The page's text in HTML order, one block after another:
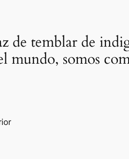
de temblar de
mundo, somos